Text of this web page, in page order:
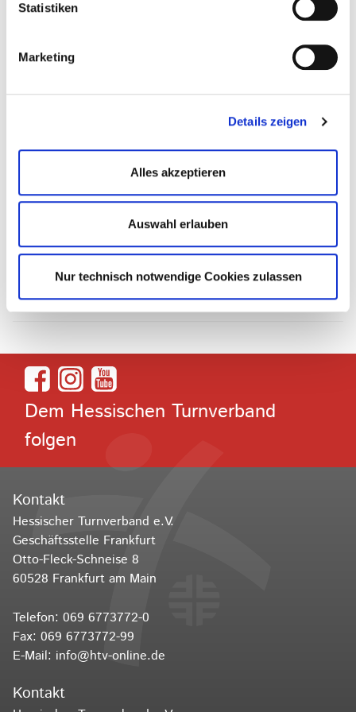
Statistiken
Marketing
Details zeigen
Alles akzeptieren
Auswahl erlauben
Nur technisch notwendige Cookies zulassen
Dem Hessischen Turnverband
folgen
Kontakt
Hessischer Turnverband e.V.
Geschäftsstelle Frankfurt
Otto-Fleck-Schneise 8
60528 Frankfurt am Main
Telefon: 069 6773772-0
Fax: 069 6773772-99
E-Mail: info@htv-online.de
Kontakt